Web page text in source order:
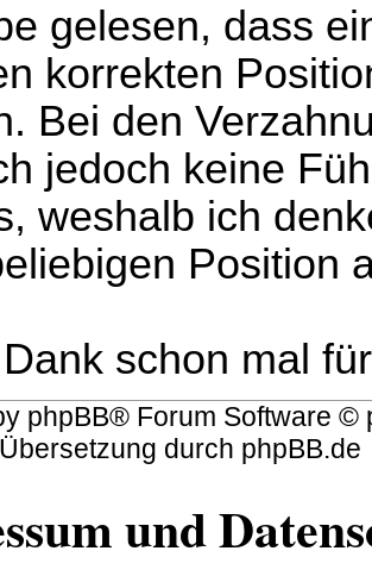
gelesen, dass
korrekten
Bei den
jedoch keine
weshalb ich
Position
schon mal
phpBB® Forum Software ©
durch phpBB.de
und